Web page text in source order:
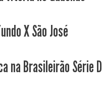
X São José
na Brasileirão Série D